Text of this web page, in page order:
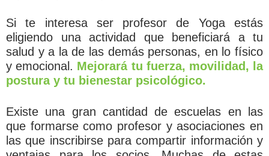
Si te interesa ser profesor de Yoga estás
eligiendo una actividad que beneficiará a tu
salud y a la de las demás personas, en lo físico
y emocional. Mejorará tu fuerza, movilidad, la
postura y tu bienestar psicológico.
Existe una gran cantidad de escuelas en las
que formarse como profesor y asociaciones en
las que inscribirse para compartir información y